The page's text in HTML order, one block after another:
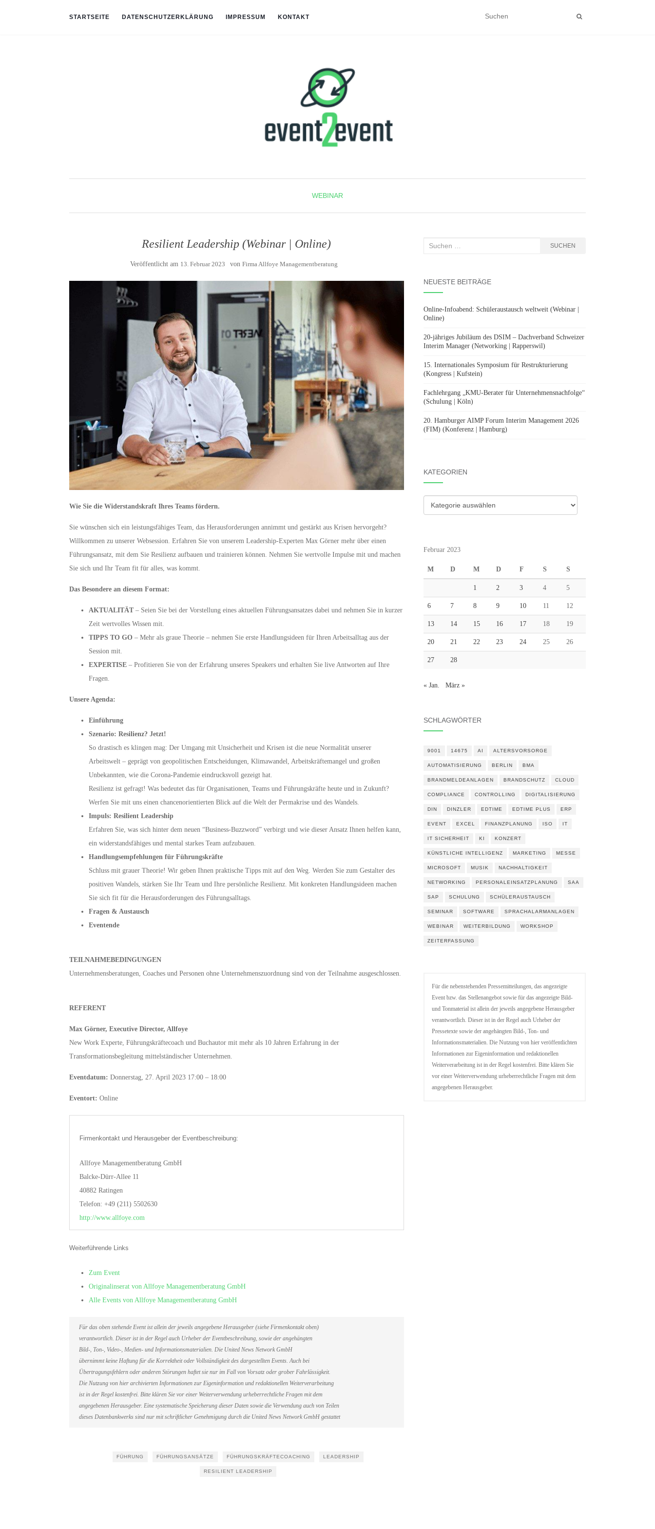
STARTSEITE DATENSCHUTZERKLÄRUNG IMPRESSUM KONTAKT
WEBINAR
Resilient Leadership (Webinar | Online)
Veröffentlicht am 13. Februar 2023 vonFirma Allfoye Managementberatung
Wie Sie die Widerstandskraft Ihres Teams fördern.
Sie wünschen sich ein leistungsfähiges Team, das Herausforderungen annimmt und gestärkt aus Krisen hervorgeht?
Willkommen zu unserer Websession. Erfahren Sie von unserem Leadership-Experten Max Görner mehr über einen
Führungsansatz, mit dem Sie Resilienz aufbauen und trainieren können. Nehmen Sie wertvolle Impulse mit und machen
Sie sich und Ihr Team fit für alles, was kommt.
Das Besondere an diesem Format:
AKTUALITÄT – Seien Sie bei der Vorstellung eines aktuellen Führungsansatzes dabei und nehmen Sie in kurzer
Zeit wertvolles Wissen mit.
TIPPS TO GO – Mehr als graue Theorie – nehmen Sie erste Handlungsideen für Ihren Arbeitsalltag aus der
Session mit.
EXPERTISE – Profitieren Sie von der Erfahrung unseres Speakers und erhalten Sie live Antworten auf Ihre
Fragen.
Unsere Agenda:
Einführung
Szenario: Resilienz? Jetzt!
So drastisch es klingen mag: Der Umgang mit Unsicherheit und Krisen ist die neue Normalität unserer
Arbeitswelt – geprägt von geopolitischen Entscheidungen, Klimawandel, Arbeitskräftemangel und großen
Unbekannten, wie die Corona-Pandemie eindrucksvoll gezeigt hat.
Resilienz ist gefragt! Was bedeutet das für Organisationen, Teams und Führungskräfte heute und in Zukunft?
Werfen Sie mit uns einen chancenorientierten Blick auf die Welt der Permakrise und des Wandels.
Impuls: Resilient Leadership
Erfahren Sie, was sich hinter dem neuen “Business-Buzzword” verbirgt und wie dieser Ansatz Ihnen helfen kann,
ein widerstandsfähiges und mental starkes Team aufzubauen.
Handlungsempfehlungen für Führungskräfte
Schluss mit grauer Theorie! Wir geben Ihnen praktische Tipps mit auf den Weg. Werden Sie zum Gestalter des
positiven Wandels, stärken Sie Ihr Team und Ihre persönliche Resilienz. Mit konkreten Handlungsideen machen
Sie sich fit für die Herausforderungen des Führungsalltags.
Fragen & Austausch
Eventende
TEILNAHMEBEDINGUNGEN
Unternehmensberatungen, Coaches und Personen ohne Unternehmenszuordnung sind von der Teilnahme ausgeschlossen.
REFERENT
Max Görner, Executive Director, Allfoye
New Work Experte, Führungskräftecoach und Buchautor mit mehr als 10 Jahren Erfahrung in der
Transformationsbegleitung mittelständischer Unternehmen.
Eventdatum: Donnerstag, 27. April 2023 17:00 – 18:00
Eventort: Online
Firmenkontakt und Herausgeber der Eventbeschreibung:
Allfoye Managementberatung GmbH
Balcke-Dürr-Allee 11
40882 Ratingen
Telefon: +49 (211) 5502630
http://www.allfoye.com
Weiterführende Links
Zum Event
Originalinserat von Allfoye Managementberatung GmbH
Alle Events von Allfoye Managementberatung GmbH
Für das oben stehende Event ist allein der jeweils angegebene Herausgeber (siehe Firmenkontakt oben)
verantwortlich. Dieser ist in der Regel auch Urheber der Eventbeschreibung, sowie der angehängten
Bild-, Ton-, Video-, Medien- und Informationsmaterialien. Die United News Network GmbH
übernimmt keine Haftung für die Korrektheit oder Vollständigkeit des dargestellten Events. Auch bei
Übertragungsfehlern oder anderen Störungen haftet sie nur im Fall von Vorsatz oder grober Fahrlässigkeit.
Die Nutzung von hier archivierten Informationen zur Eigeninformation und redaktionellen Weiterverarbeitung
ist in der Regel kostenfrei. Bitte klären Sie vor einer Weiterverwendung urheberrechtliche Fragen mit dem
angegebenen Herausgeber. Eine systematische Speicherung dieser Daten sowie die Verwendung auch von Teilen
dieses Datenbankwerks sind nur mit schriftlicher Genehmigung durch die United News Network GmbH gestattet
FÜHRUNG FÜHRUNGSANSÄTZE FÜHRUNGSKRÄFTECOACHING LEADERSHIP
RESILIENT LEADERSHIP
Suchen
SUCHEN
NEUESTE BEITRÄGE
Online-Infoabend: Schüleraustausch weltweit (Webinar |
Online)
20-jähriges Jubiläum des DSIM – Dachverband Schweizer
Interim Manager (Networking | Rapperswil)
15. Internationales Symposium für Restrukturierung
(Kongress | Kufstein)
Fachlehrgang „KMU-Berater für Unternehmensnachfolge“
(Schulung | Köln)
20. Hamburger AIMP Forum Interim Management 2026
(FIM) (Konferenz | Hamburg)
KATEGORIEN
Kategorien
Februar 2023
M D M D F S S
1 2 3 4 5
6 7 8 9 10 11 12
13 14 15 16 17 18 19
20 21 22 23 24 25 26
27 28
« Jan. März »
SCHLAGWÖRTER
9001 14675 AI ALTERSVORSORGE
AUTOMATISIERUNG BERLIN BMA
BRANDMELDEANLAGEN BRANDSCHUTZ CLOUD
COMPLIANCE CONTROLLING DIGITALISIERUNG
DIN DINZLER EDTIME EDTIME PLUS ERP
EVENT EXCEL FINANZPLANUNG ISO IT
IT SICHERHEIT KI KONZERT
KÜNSTLICHE INTELLIGENZ MARKETING MESSE
MICROSOFT MUSIK NACHHALTIGKEIT
NETWORKING PERSONALEINSATZPLANUNG SAA
SAP SCHULUNG SCHÜLERAUSTAUSCH
SEMINAR SOFTWARE SPRACHALARMANLAGEN
WEBINAR WEITERBILDUNG WORKSHOP
ZEITERFASSUNG
Für die nebenstehenden Pressemitteilungen, das angezeigte
Event bzw. das Stellenangebot sowie für das angezeigte Bild-
und Tonmaterial ist allein der jeweils angegebene Herausgeber
verantwortlich. Dieser ist in der Regel auch Urheber der
Pressetexte sowie der angehängten Bild-, Ton- und
Informationsmaterialien. Die Nutzung von hier veröffentlichten
Informationen zur Eigeninformation und redaktionellen
Weiterverarbeitung ist in der Regel kostenfrei. Bitte klären Sie
vor einer Weiterverwendung urheberrechtliche Fragen mit dem
angegebenen Herausgeber.